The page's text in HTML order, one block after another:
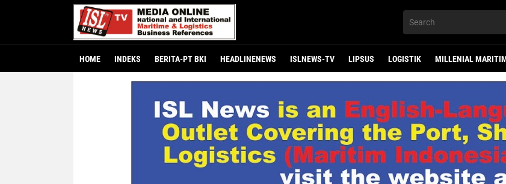
HOME INDEKS BERITA-PT BKI HEADLINENEWS ISLNEWS-TV LIPSUS LOGISTIK MILLENIAL